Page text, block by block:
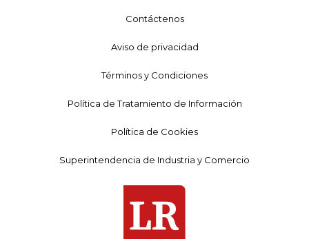
Contáctenos
Aviso de privacidad
Términos y Condiciones
Política de Tratamiento de Información
Política de Cookies
Superintendencia de Industria y Comercio